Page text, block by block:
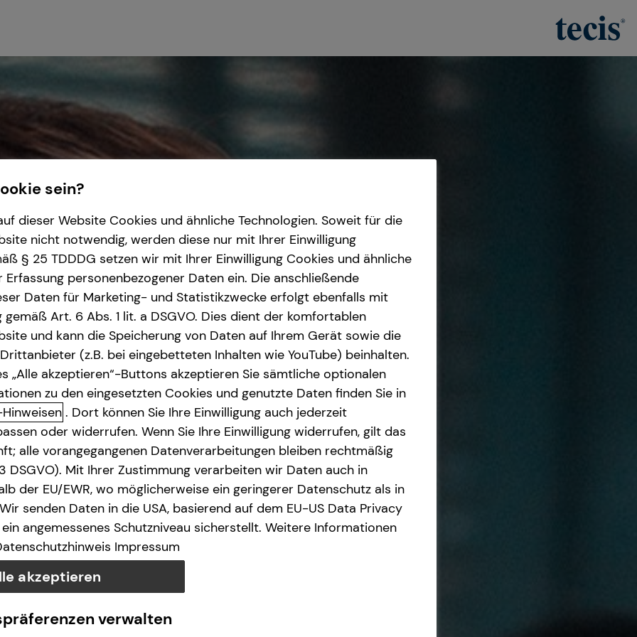
sein?
dieser Website Cookies und ähnliche Technologien. Soweit für die
nicht notwendig, werden diese nur mit Ihrer Einwilligung
§ 25 TDDDG setzen wir mit Ihrer Einwilligung Cookies und ähnliche
Erfassung personenbezogener Daten ein. Die anschließende
Daten für Marketing- und Statistikzwecke erfolgt ebenfalls mit
gemäß Art. 6 Abs. 1 lit. a DSGVO. Dies dient der komfortablen
und kann die Speicherung von Daten auf Ihrem Gerät sowie die
(z.B. bei eingebetteten Inhalten wie YouTube) beinhalten.
„Alle akzeptieren“-Buttons akzeptieren Sie sämtliche optionalen
zu den eingesetzten Cookies und genutzte Daten finden Sie in
. Dort können Sie Ihre Einwilligung auch jederzeit
oder widerrufen. Wenn Sie Ihre Einwilligung widerrufen, gilt das
alle vorangegangenen Datenverarbeitungen bleiben rechtmäßig
DSGVO). Mit Ihrer Zustimmung verarbeiten wir Daten auch in
der EU/EWR, wo möglicherweise ein geringerer Datenschutz als in
senden Daten in die USA, basierend auf dem EU-US Data Privacy
angemessenes Schutzniveau sicherstellt. Weitere Informationen
Impressum
akzeptieren
verwalten